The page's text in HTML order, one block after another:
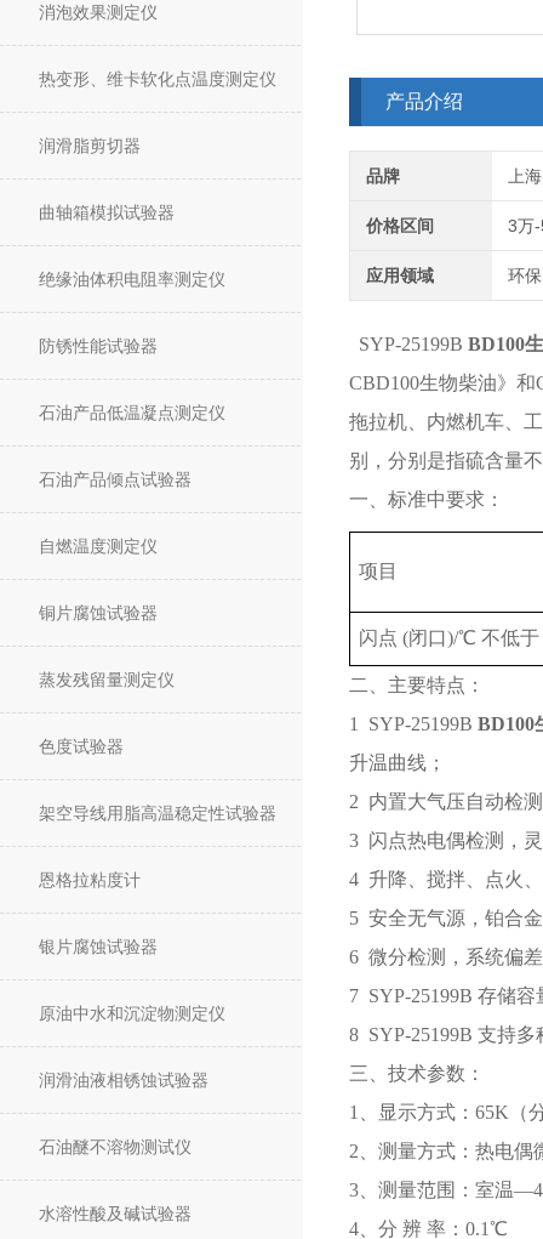
消泡效果测定仪
热变形、维卡软化点温度测定仪
润滑脂剪切器
曲轴箱模拟试验器
绝缘油体积电阻率测定仪
防锈性能试验器
石油产品低温凝点测定仪
石油产品倾点试验器
自燃温度测定仪
铜片腐蚀试验器
蒸发残留量测定仪
色度试验器
架空导线用脂高温稳定性试验器
恩格拉粘度计
银片腐蚀试验器
原油中水和沉淀物测定仪
润滑油液相锈蚀试验器
石油醚不溶物测试仪
水溶性酸及碱试验器
产品介绍
品牌 上
价格区间 3万
应用领域 环
SYP-25199B BD100
CBD100生物柴油》
拖拉机、内燃机车、
别，分别是指硫含量
一、标准中要求：
项目
闪点 (闭口)/℃ 不低于
二、主要特点：
1 SYP-25199B BD100
升温曲线；
2 内置大气压自动检
3 闪点热电偶检测，
4 升降、搅拌、点火
5 安全无气源，铂合
6 微分检测，系统偏
7 SYP-25199B 存储
8 SYP-25199B 支持
三、技术参数：
1、显示方式：65K（
2、测量方式：热电偶
3、测量范围：室温
4、分 辨 率：0.1℃